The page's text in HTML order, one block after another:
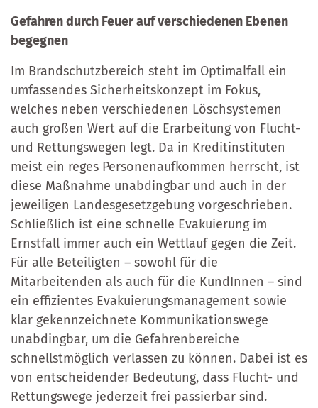
Gefahren durch Feuer auf verschiedenen Ebenen
begegnen
Im Brandschutzbereich steht im Optimalfall ein
umfassendes Sicherheitskonzept im Fokus,
welches neben verschiedenen Löschsystemen
auch großen Wert auf die Erarbeitung von Flucht-
und Rettungswegen legt. Da in Kreditinstituten
meist ein reges Personenaufkommen herrscht, ist
diese Maßnahme unabdingbar und auch in der
jeweiligen Landesgesetzgebung vorgeschrieben.
Schließlich ist eine schnelle Evakuierung im
Ernstfall immer auch ein Wettlauf gegen die Zeit.
Für alle Beteiligten – sowohl für die
Mitarbeitenden als auch für die KundInnen – sind
ein effizientes Evakuierungsmanagement sowie
klar gekennzeichnete Kommunikationswege
unabdingbar, um die Gefahrenbereiche
schnellstmöglich verlassen zu können. Dabei ist es
von entscheidender Bedeutung, dass Flucht- und
Rettungswege jederzeit frei passierbar sind.